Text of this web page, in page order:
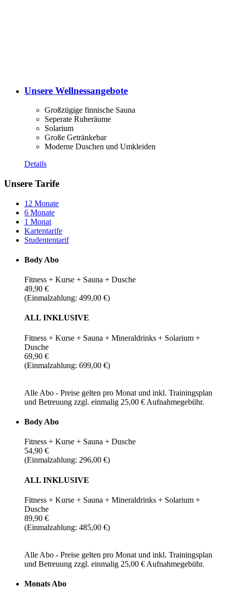
Unsere Wellnessangebote
Großzügige finnische Sauna
Seperate Ruheräume
Solarium
Große Getränkebar
Moderne Duschen und Umkleiden
Details
Unsere Tarife
12 Monate
6 Monate
1 Monat
Kartentarife
Studententarif
Body Abo
Fitness + Kurse + Sauna + Dusche
49,90 €
(Einmalzahlung: 499,00 €)
ALL INKLUSIVE
Fitness + Kurse + Sauna + Mineraldrinks + Solarium +
Dusche
69,90 €
(Einmalzahlung: 699,00 €)
Alle Abo - Preise gelten pro Monat und inkl. Trainingsplan
und Betreuung zzgl. einmalig 25,00 € Aufnahmegebühr.
Body Abo
Fitness + Kurse + Sauna + Dusche
54,90 €
(Einmalzahlung: 296,00 €)
ALL INKLUSIVE
Fitness + Kurse + Sauna + Mineraldrinks + Solarium +
Dusche
89,90 €
(Einmalzahlung: 485,00 €)
Alle Abo - Preise gelten pro Monat und inkl. Trainingsplan
und Betreuung zzgl. einmalig 25,00 € Aufnahmegebühr.
Monats Abo